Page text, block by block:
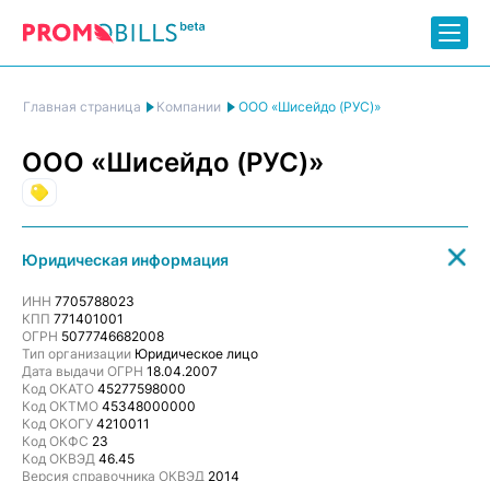
Главная страница Компании ООО «Шисейдо (РУС)»
ООО «Шисейдо (РУС)»
Юридическая информация
ИНН 7705788023
КПП 771401001
ОГРН 5077746682008
Тип организации Юридическое лицо
Дата выдачи ОГРН 18.04.2007
Код ОКАТО 45277598000
Код ОКТМО 45348000000
Код ОКОГУ 4210011
Код ОКФС 23
Код ОКВЭД 46.45
Версия справочника ОКВЭД 2014